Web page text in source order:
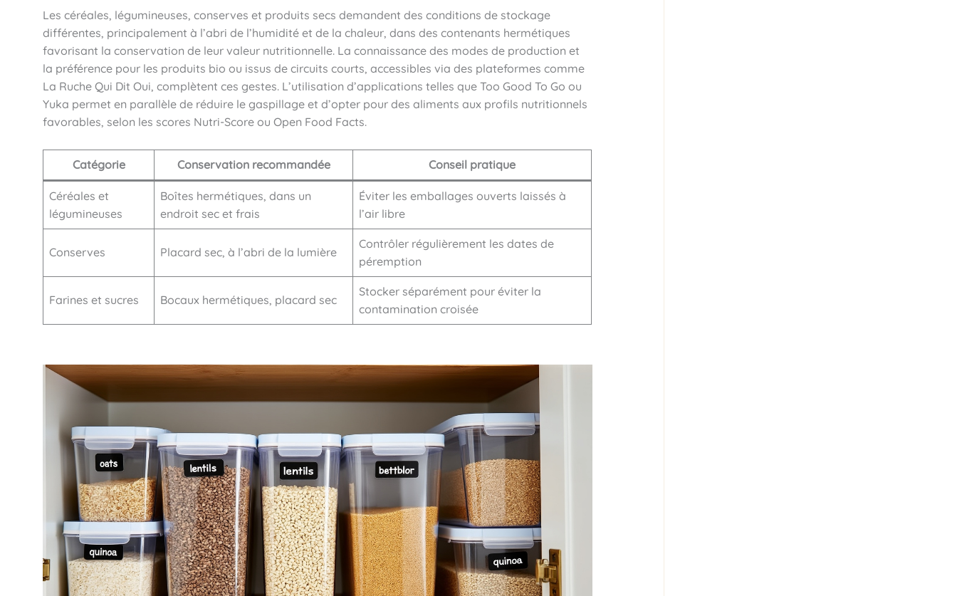
Les céréales, légumineuses, conserves et produits secs demandent des conditions de stockage
différentes, principalement à l’abri de l’humidité et de la chaleur, dans des contenants hermétiques
favorisant la conservation de leur valeur nutritionnelle. La connaissance des modes de production et
la préférence pour les produits bio ou issus de circuits courts, accessibles via des plateformes comme
La Ruche Qui Dit Oui, complètent ces gestes. L’utilisation d’applications telles que Too Good To Go ou
Yuka permet en parallèle de réduire le gaspillage et d’opter pour des aliments aux profils nutritionnels
favorables, selon les scores Nutri-Score ou Open Food Facts.
Catégorie Conservation recommandée Conseil pratique
Céréales et
légumineuses
Boîtes hermétiques, dans un
endroit sec et frais
Éviter les emballages ouverts laissés à
l’air libre
Conserves Placard sec, à l’abri de la lumière
Contrôler régulièrement les dates de
péremption
Farines et sucres Bocaux hermétiques, placard sec
Stocker séparément pour éviter la
contamination croisée